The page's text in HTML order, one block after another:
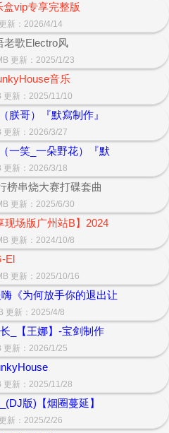
盒vip专享完整版
新：2026/4/14
老歌Electro风
更新：2025/1/23
音乐
更新：2025/11/10
朕哥）『默寫制作』
更新：2026/3/27
一笑_一朵野花）『默
更新：2026/3/18
榜串烧大赛打碟套曲
更新：2025/6/30
现场版广州站B】2024
更新：2024/10/8
El
更新：2025/10/16
《为何放手你的退出让
更新：2025/4/8
_【王娜】-宝剑制作
更新：2026/1/25
更新：2025/11/28
版)【烟圈蔓延】
新：2025/2/26